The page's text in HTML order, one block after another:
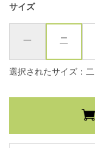
サイズ
一 二
選択されたサイズ：二